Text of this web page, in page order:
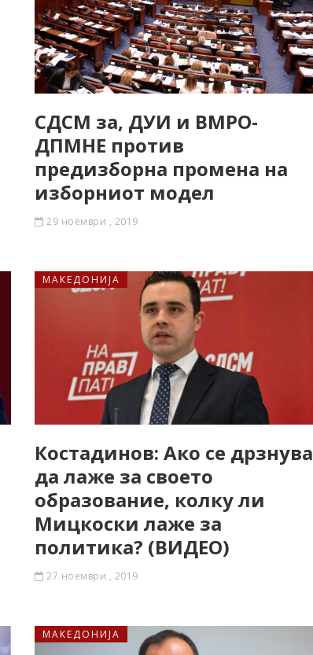
СДСМ за, ДУИ и ВМРО-
ДПМНЕ против
предизборна промена на
изборниот модел
29 ноември , 2019
МАКЕДОНИЈА
Костадинов: Ако се дрзнува
да лаже за своето
образование, колку ли
Мицкоски лаже за
политика? (ВИДЕО)
27 ноември , 2019
МАКЕДОНИЈА